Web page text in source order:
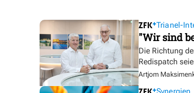
Trianel-
"Wir sind
Die Richtung
Redispatch
Artjom